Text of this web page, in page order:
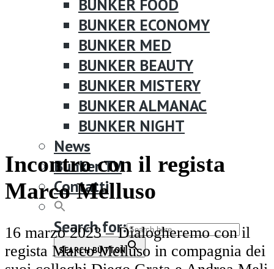
BUNKER FOOD
BUNKER ECONOMY
BUNKER MED
BUNKER BEAUTY
BUNKER MISTERY
BUNKER ALMANAC
BUNKER NIGHT
News
Bunker TV
Contatti
Search for:
SEARCH BUTTON
Incontro con il regista
Marco Melluso
16 marzo 2023 – Dialogheremo con il
regista Marco Melluso in compagnia dei